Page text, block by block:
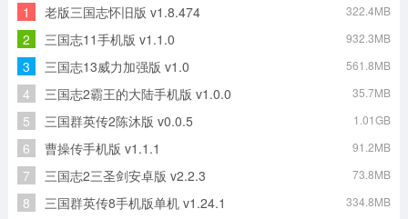
刀锋斯林格原版 暴力街区2游戏绿色版
合金猎手（僵尸防线）正版 遇见你的猫安卓免费版
1 老版三国志怀旧版 v1.8.474 322.4MB
2 三国志11手机版 v1.1.0 932.3MB
3 三国志13威力加强版 v1.0 561.8MB
4 三国志2霸王的大陆手机版 v1.0.0 35.7MB
5 三国群英传2陈沐版 v0.0.5 1.01GB
6 曹操传手机版 v1.1.1 91.2MB
7 三国志2三圣剑安卓版 v2.2.3 73.8MB
8 三国群英传8手机版单机 v1.24.1 334.8MB